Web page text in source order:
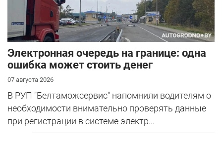
Электронная очередь на границе: одна
ошибка может стоить денег
07 августа 2026
В РУП "Белтаможсервис" напомнили водителям о
необходимости внимательно проверять данные
при регистрации в системе электр...